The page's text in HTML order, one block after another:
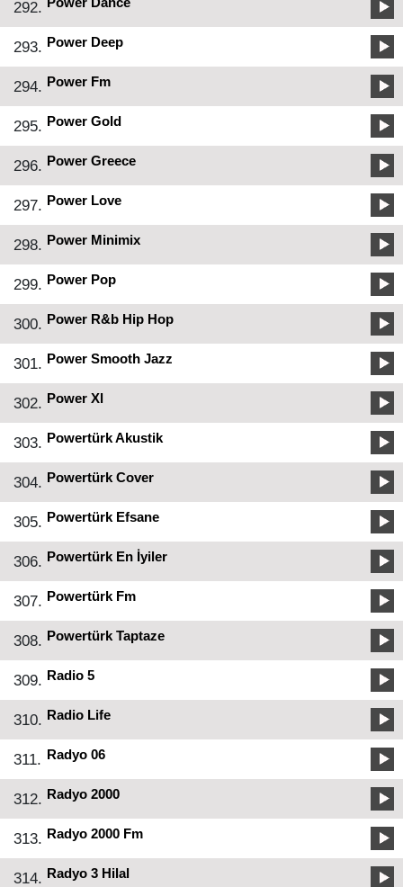
292.
293. Power Deep
294. Power Fm
295. Power Gold
296. Power Greece
297. Power Love
298. Power Minimix
299. Power Pop
300. Power R&b Hip Hop
301. Power Smooth Jazz
302. Power Xl
303. Powertürk Akustik
304. Powertürk Cover
305. Powertürk Efsane
306. Powertürk En İyiler
307. Powertürk Fm
308. Powertürk Taptaze
309. Radio 5
310. Radio Life
311. Radyo 06
312. Radyo 2000
313. Radyo 2000 Fm
314. Radyo 3 Hilal